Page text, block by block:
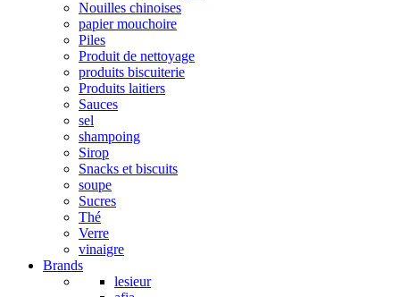
Nouilles chinoises
papier mouchoire
Piles
Produit de nettoyage
produits biscuiterie
Produits laitiers
Sauces
sel
shampoing
Sirop
Snacks et biscuits
soupe
Sucres
Thé
Verre
vinaigre
Brands
lesieur